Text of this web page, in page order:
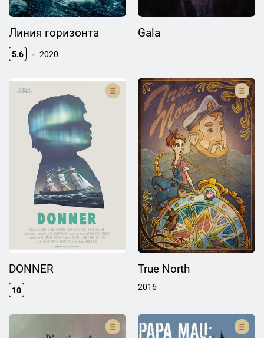
Линия горизонта
5.6 2020
Gala
DONNER
10
True North
2016